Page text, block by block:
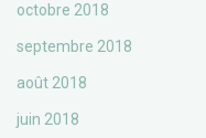
octobre 2018
septembre 2018
août 2018
juin 2018